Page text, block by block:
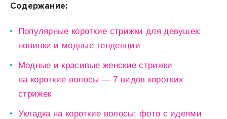
Содержание:
Популярные короткие стрижки для девушек:
новинки и модные тенденции
Модные и красивые женские стрижки
на короткие волосы — 7 видов коротких
стрижек
Укладка на короткие волосы: фото с идеями